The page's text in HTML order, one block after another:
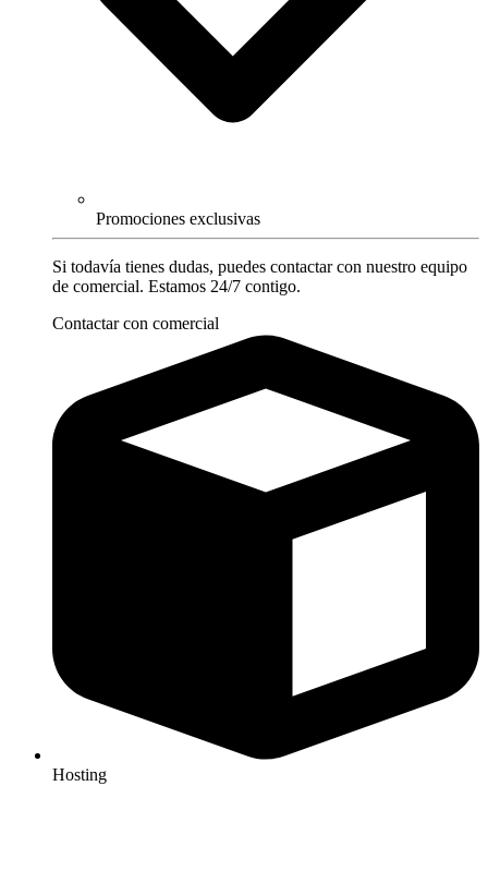
Promociones exclusivas
Si todavía tienes dudas, puedes contactar con nuestro equipo
de comercial. Estamos 24/7 contigo.
Contactar con comercial
Hosting